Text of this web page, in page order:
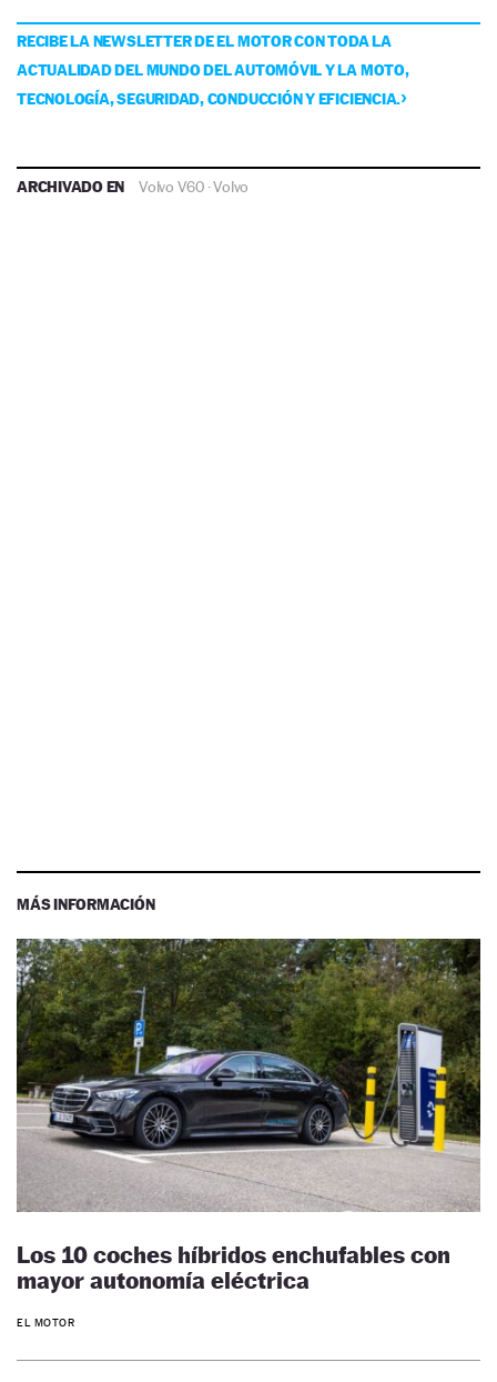
RECIBE LA NEWSLETTER DE EL MOTOR CON TODA LA
ACTUALIDAD DEL MUNDO DEL AUTOMÓVIL Y LA MOTO,
TECNOLOGÍA, SEGURIDAD, CONDUCCIÓN Y EFICIENCIA.
ARCHIVADO EN Volvo V60·Volvo
MÁS INFORMACIÓN
Los 10 coches híbridos enchufables con
mayor autonomía eléctrica
EL MOTOR